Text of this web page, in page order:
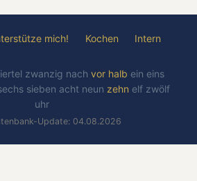
mich! Kochen Intern
zwanzig nach vor halb ein eins
sieben acht neun zehn elf zwölf
uhr
Update: 04.08.2026